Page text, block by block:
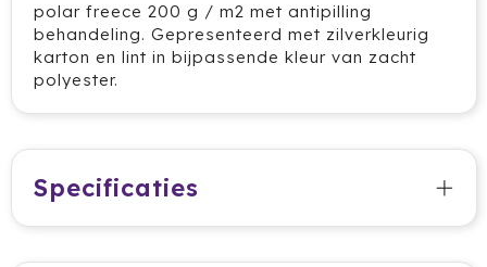
Halfar
HappyGlass
Herschel
polar freece 200 g / m2 met antipilling
behandeling. Gepresenteerd met zilverkleurig
karton en lint in bijpassende kleur van zacht
polyester.
Specificaties